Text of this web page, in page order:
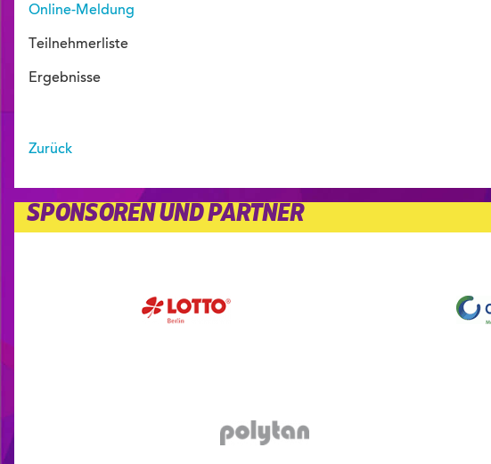
Online-Meldung
Teilnehmerliste
Ergebnisse
Zurück
SPONSOREN UND PARTNER